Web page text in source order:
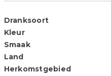
Dranksoort
Kleur
Smaak
Land
Herkomstgebied